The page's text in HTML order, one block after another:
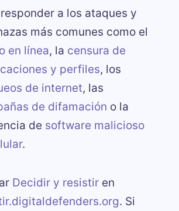
a los ataques y
más comunes como el
en línea, la censura de
y perfiles, los
de internet, las
de difamación o la
de software malicioso
.
Decidir y resistir en
. Si